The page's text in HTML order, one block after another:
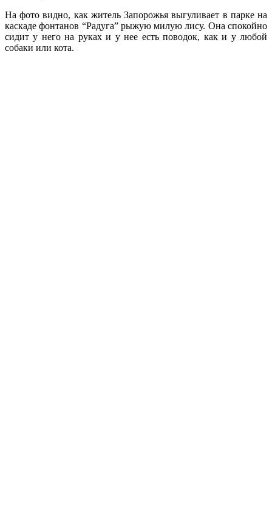
На фото видно, как житель Запорожья выгуливает в парке на
каскаде фонтанов “Радуга” рыжую милую лису. Она спокойно
сидит у него на руках и у нее есть поводок, как и у любой
собаки или кота.